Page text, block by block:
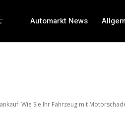
Automarkt News
Wie Sie Ihr Fahrzeug mit